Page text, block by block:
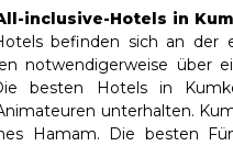
inclusive-Hotels in
befinden sich an der
notwendigerweise über
besten Hotels in
unterhalten.
Hamam. Die besten